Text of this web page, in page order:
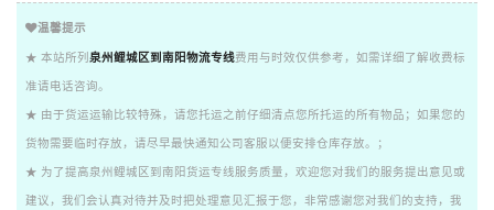
温馨提示
★ 本站所列 泉州鲤城区到南阳物流专线费用与时效仅供参考，如需详细了解收费标
准请电话咨询。
★ 由于货运运输比较特殊，请您托运之前仔细清点您所托运的所有物品；如果您的
货物需要临时存放，请尽早最快通知公司客服以便安排仓库存放。；
★ 为了提高泉州鲤城区到南阳货运专线服务质量，欢迎您对我们的服务提出意见或
建议，我们会认真对待并及时把处理意见汇报于您，非常感谢您对我们的支持，我